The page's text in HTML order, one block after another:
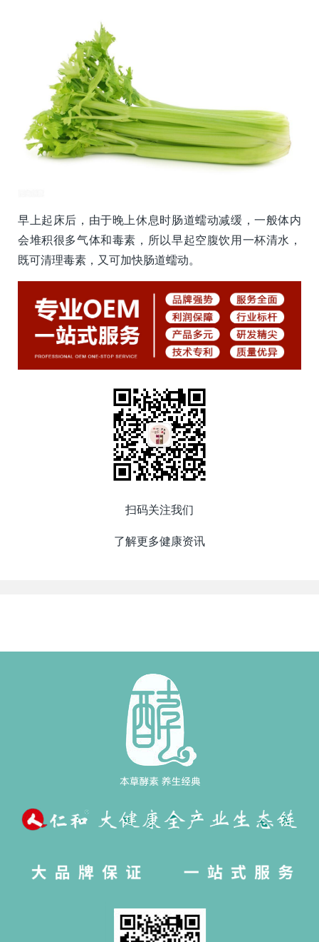
早上起床后，由于晚上休息时肠道蠕动减缓，一般体内
会堆积很多气体和毒素，所以早起空腹饮用一杯清水，
既可清理毒素，又可加快肠道蠕动。
扫码关注我们
了解更多健康资讯